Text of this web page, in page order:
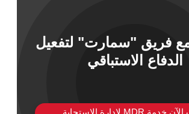
فريق "سمارت" لتفعيل
الدفاع الاستباقي
اطلب الآن خدمة MDR لإدارة الاستجابة